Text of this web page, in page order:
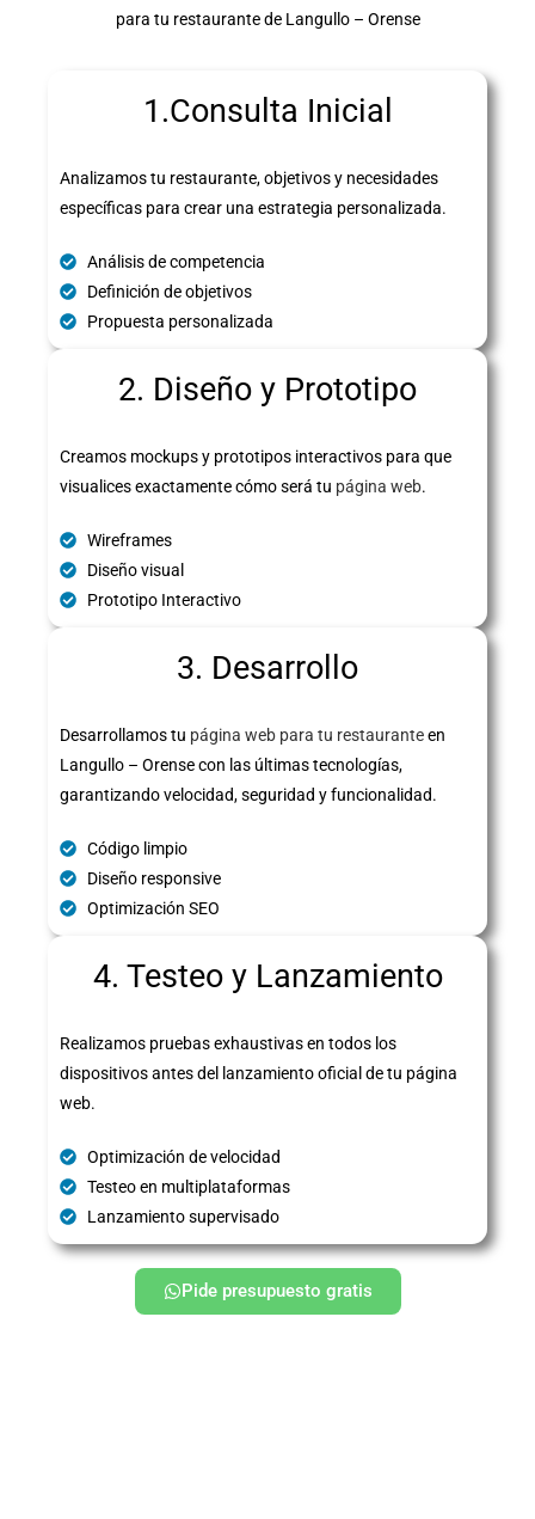
para tu restaurante de Langullo – Orense
1.Consulta Inicial
Analizamos tu restaurante, objetivos y necesidades
específicas para crear una estrategia personalizada.
Análisis de competencia
Definición de objetivos
Propuesta personalizada
2. Diseño y Prototipo
Creamos mockups y prototipos interactivos para que
visualices exactamente cómo será tu página web.
Wireframes
Diseño visual
Prototipo Interactivo
3. Desarrollo
Desarrollamos tu página web para tu restauranteen
Langullo – Orense con las últimas tecnologías,
garantizando velocidad, seguridad y funcionalidad.
Código limpio
Diseño responsive
Optimización SEO
4. Testeo y Lanzamiento
Realizamos pruebas exhaustivas en todos los
dispositivos antes del lanzamiento oficial de tu página
web.
Optimización de velocidad
Testeo en multiplataformas
Lanzamiento supervisado
Pide presupuesto gratis